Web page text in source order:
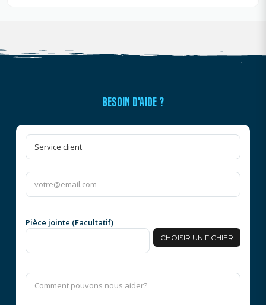
BESOIN D'AIDE ?
Pièce jointe (Facultatif)
CHOISIR UN FICHIER